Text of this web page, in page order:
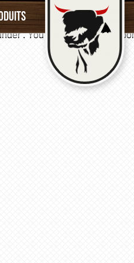
. You can follow any